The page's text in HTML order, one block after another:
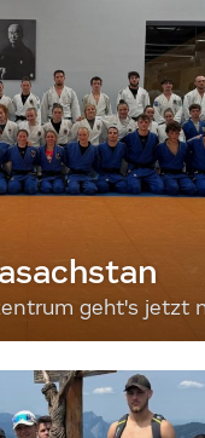
geht's jetzt